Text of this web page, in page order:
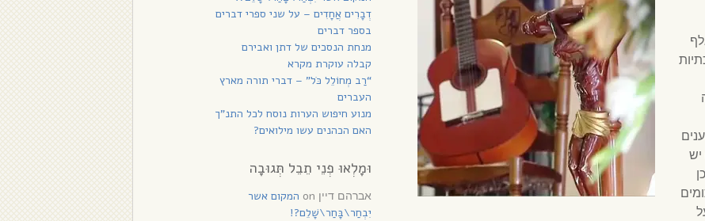
דְבָרִים אֲחָדִים – על שני ספרי דברים
בספר דברים
מנחת הנסכים של דתן ואבירם
קבלה עוקרת מקרא
“רַב מְחוֹלֵל כֹּל” – דברי תורה מארץ
העברים
מנוע חיפוש הערות נוסח לכל התנ”ך
האם הכהנים עשו מילואים?
וּמָלְאוּ פְנֵי תֵבֵל תְּגוּבָה
אברהם דיין
המקום אשר
יִבְחַר\בָּחַר\שָׁלֵם?!